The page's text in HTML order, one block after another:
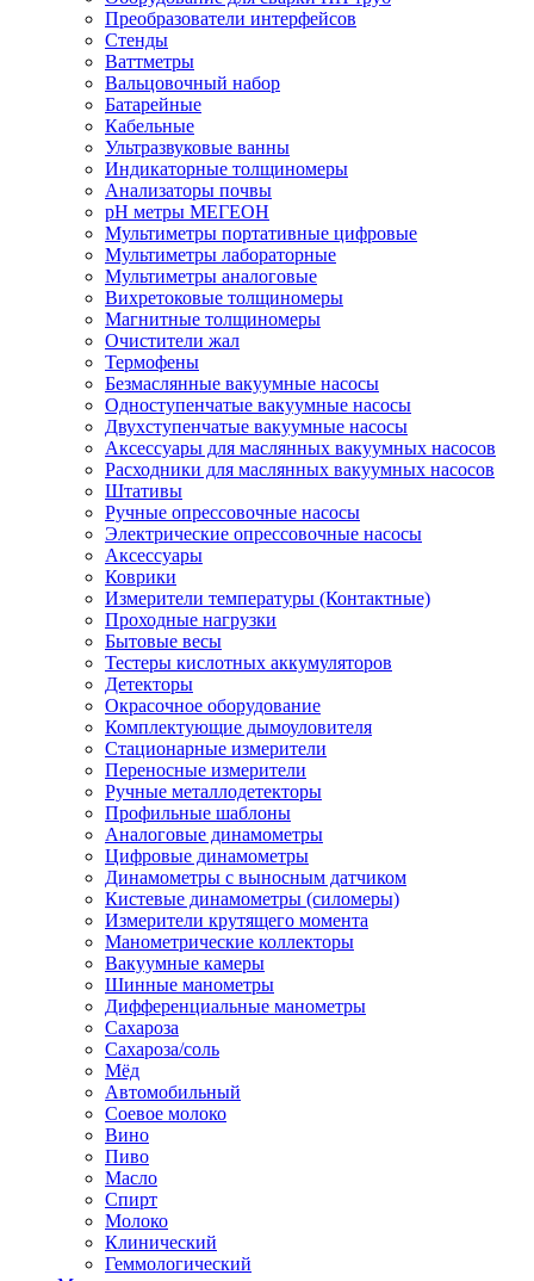
Преобразователи интерфейсов
Стенды
Ваттметры
Вальцовочный набор
Батарейные
Кабельные
Ультразвуковые ванны
Индикаторные толщиномеры
Анализаторы почвы
рН метры МЕГЕОН
Мультиметры портативные цифровые
Мультиметры лабораторные
Мультиметры аналоговые
Вихретоковые толщиномеры
Магнитные толщиномеры
Очистители жал
Термофены
Безмаслянные вакуумные насосы
Одноступенчатые вакуумные насосы
Двухступенчатые вакуумные насосы
Аксессуары для маслянных вакуумных насосов
Расходники для маслянных вакуумных насосов
Штативы
Ручные опрессовочные насосы
Электрические опрессовочные насосы
Аксессуары
Коврики
Измерители температуры (Контактные)
Проходные нагрузки
Бытовые весы
Тестеры кислотных аккумуляторов
Детекторы
Окрасочное оборудование
Комплектующие дымоуловителя
Стационарные измерители
Переносные измерители
Ручные металлодетекторы
Профильные шаблоны
Аналоговые динамометры
Цифровые динамометры
Динамометры с выносным датчиком
Кистевые динамометры (силомеры)
Измерители крутящего момента
Манометрические коллекторы
Вакуумные камеры
Шинные манометры
Дифференциальные манометры
Сахароза
Сахароза/соль
Мёд
Автомобильный
Соевое молоко
Вино
Пиво
Масло
Спирт
Молоко
Клинический
Геммологический